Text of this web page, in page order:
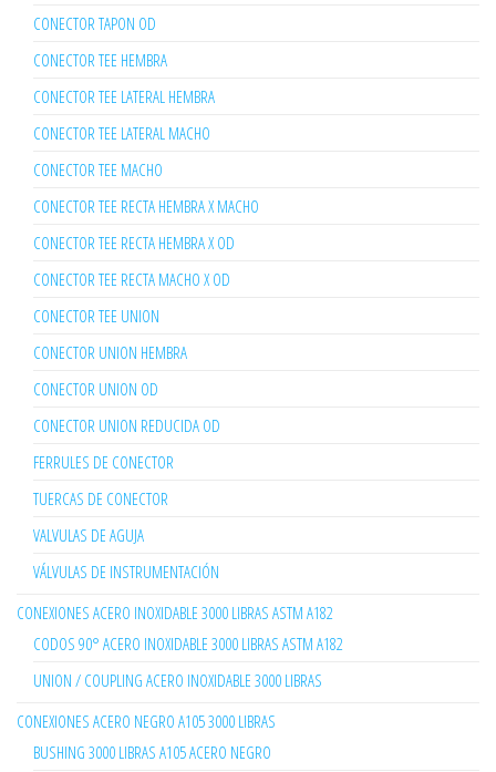
CONECTOR TAPON OD
CONECTOR TEE HEMBRA
CONECTOR TEE LATERAL HEMBRA
CONECTOR TEE LATERAL MACHO
CONECTOR TEE MACHO
CONECTOR TEE RECTA HEMBRA X MACHO
CONECTOR TEE RECTA HEMBRA X OD
CONECTOR TEE RECTA MACHO X OD
CONECTOR TEE UNION
CONECTOR UNION HEMBRA
CONECTOR UNION OD
CONECTOR UNION REDUCIDA OD
FERRULES DE CONECTOR
TUERCAS DE CONECTOR
VALVULAS DE AGUJA
VÁLVULAS DE INSTRUMENTACIÓN
CONEXIONES ACERO INOXIDABLE 3000 LIBRAS ASTM A182
CODOS 90° ACERO INOXIDABLE 3000 LIBRAS ASTM A182
UNION / COUPLING ACERO INOXIDABLE 3000 LIBRAS
CONEXIONES ACERO NEGRO A105 3000 LIBRAS
BUSHING 3000 LIBRAS A105 ACERO NEGRO